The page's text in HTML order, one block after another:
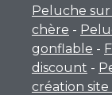
Peluche
chère -
gonflable -
discount -
création